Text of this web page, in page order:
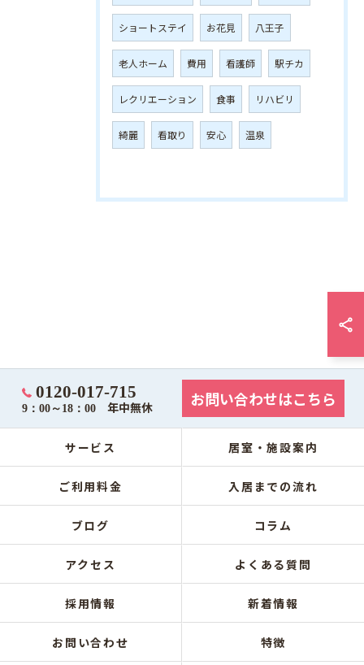
ショートステイ お花見 八王子
老人ホーム 費用 看護師 駅チカ
レクリエーション 食事 リハビリ
綺麗 看取り 安心 温泉
0120-017-715
9：00～18：00 年中無休 お問い合わせはこちら
サービス 居室・施設案内
ご利用料金 入居までの流れ
ブログ コラム
アクセス よくある質問
採用情報 新着情報
お問い合わせ 特徴